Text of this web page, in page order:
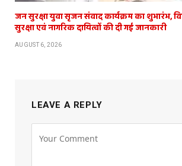
जन सुरक्षा युवा सृजन संवाद कार्यक्रम का शुभारंभ,
सुरक्षा एवं नागरिक दायित्वों की दी गई जानकारी
AUGUST 6, 2026
LEAVE A REPLY